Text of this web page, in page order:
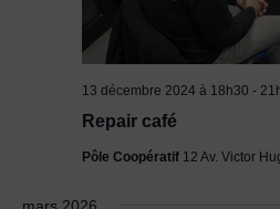
Repair café
13 décembre 2024 à 18h30 -
Pôle Coopératif 12 Av. Victor